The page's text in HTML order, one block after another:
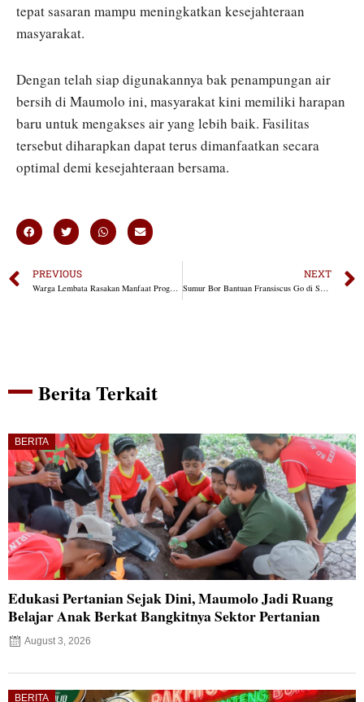
tepat sasaran mampu meningkatkan kesejahteraan
masyarakat.
Dengan telah siap digunakannya bak penampungan air
bersih di Maumolo ini, masyarakat kini memiliki harapan
baru untuk mengakses air yang lebih baik. Fasilitas
tersebut diharapkan dapat terus dimanfaatkan secara
optimal demi kesejahteraan bersama.
PREVIOUS
Warga Lembata Rasakan Manfaat Program Tebus Murah Fransiscus Go
NEXT
Sumur Bor Bantuan Fransiscus Go di SD Maumolo Dipantau untuk Pastikan Air Bersih Mengalir
Berita Terkait
BERITA
Edukasi Pertanian Sejak Dini, Maumolo Jadi Ruang
Belajar Anak Berkat Bangkitnya Sektor Pertanian
August 3, 2026
BERITA